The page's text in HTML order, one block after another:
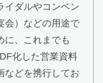
イダルやコンベン
会）などの用途で
に、これまでも
化した営業資料
などを携行してお